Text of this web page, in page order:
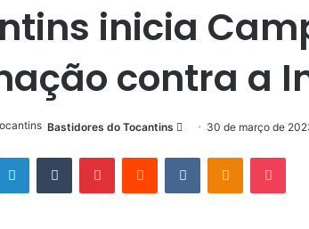
inicia
contra a
Bastidores do Tocantins
n
d
30 de março de